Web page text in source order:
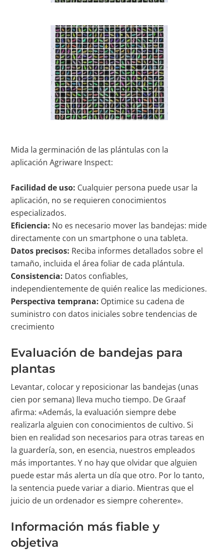
Mida la germinación de las plántulas con la
aplicación Agriware Inspect:
Facilidad de uso: Cualquier persona puede usar la
aplicación, no se requieren conocimientos
especializados.
Eficiencia: No es necesario mover las bandejas: mide
directamente con un smartphone o una tableta.
Datos precisos: Reciba informes detallados sobre el
tamaño, incluida el área foliar de cada plántula.
Consistencia: Datos confiables,
independientemente de quién realice las mediciones.
Perspectiva temprana: Optimice su cadena de
suministro con datos iniciales sobre tendencias de
crecimiento
Evaluación de bandejas para
plantas
Levantar, colocar y reposicionar las bandejas (unas
cien por semana) lleva mucho tiempo. De Graaf
afirma: «Además, la evaluación siempre debe
realizarla alguien con conocimientos de cultivo. Si
bien en realidad son necesarios para otras tareas en
la guardería, son, en esencia, nuestros empleados
más importantes. Y no hay que olvidar que alguien
puede estar más alerta un día que otro. Por lo tanto,
la sentencia puede variar a diario. Mientras que el
juicio de un ordenador es siempre coherente».
Información más fiable y
objetiva